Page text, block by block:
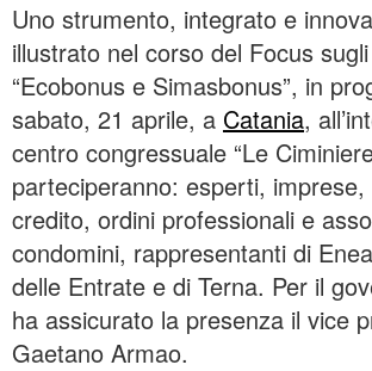
Uno strumento, integrato e
illustrato nel corso del Focus
“Ecobonus e Simasbonus”, in
sabato, 21 aprile, a Catania,
centro congressuale “Le
parteciperanno: esperti,
credito, ordini professionali e
condomini, rappresentanti di
delle Entrate e di Terna. Per il
ha assicurato la presenza il vice
Gaetano Armao.